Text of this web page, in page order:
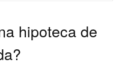
hipoteca de